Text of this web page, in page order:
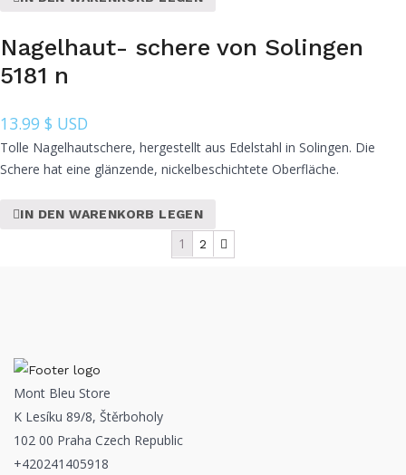
Nagelhaut- schere von Solingen
5181 n
13.99 $ USD
Tolle Nagelhautschere, hergestellt aus Edelstahl in Solingen. Die
Schere hat eine glänzende, nickelbeschichtete Oberfläche.
IN DEN WARENKORB LEGEN
1 2
Mont Bleu Store
K Lesíku 89/8, Štěrboholy
102 00 Praha Czech Republic
+420241405918